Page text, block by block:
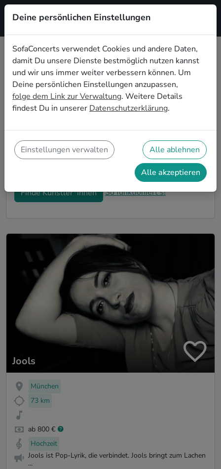
Registrieren
Electronic Live-Musik für den
Sektempfang in Heidelberg
Ihr seid auf der Suche nach musikalischer
Untermalung für den Sektempfang eurer Hochzeit in
Electronic Singer-Songwriter*innen und
stimmungsvolle Bands, die eure Feierlichkeiten und
den Hochzeits-Sektempfang in Heidelberg perfekt
Finde Künstler*innen So funktioniert's!
Jools
München
73 km
ab 800 €
Hochzeit
Jools ist Pop-Lyrik, die verbindet. Jools bringt zum Lachen
...
Deine persönlichen Einstellungen
SofaConcerts verwendet Cookies und andere Daten,
damit Du unsere Dienste bestmöglich nutzen kannst
und wir uns immer weiter verbessern können. Um
Deine persönlichen Einstellungen anzupassen,
folge dem Link zur Verwaltung. Weitere Details
findest Du in unserer Datenschutzerklärung.
Einstellungen verwalten Alle ablehnen
Alle akzeptieren